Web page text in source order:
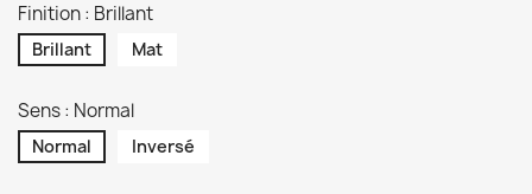
Finition : Brillant
Brillant Mat
Sens : Normal
Normal Inversé